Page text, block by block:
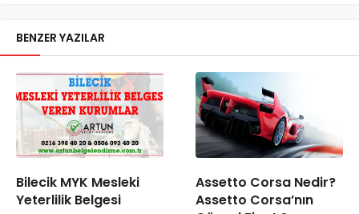
BENZER YAZILAR
Bilecik MYK Mesleki
Yeterlilik Belgesi
Assetto Corsa Nedir?
Assetto Corsa’nın